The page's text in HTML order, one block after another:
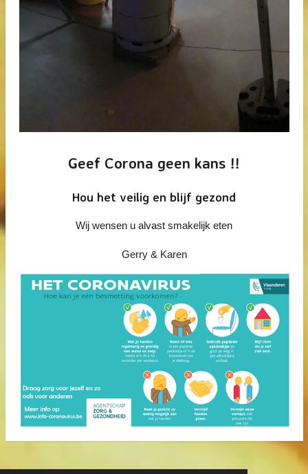
Geef Corona geen kans !!
Hou het veilig en blijf gezond
Wij wensen u alvast smakelijk eten
Gerry & Karen